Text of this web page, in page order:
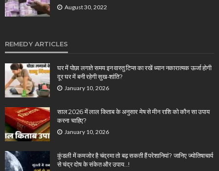
August 30, 2022
REMEDY ARTICLES
घर में पोछा लगाते समय इन वास्तु टिप्स का रखें ध्यान नकारात्मक ऊर्जा होगी
दूर घर में बनी रहेगी सुख-शांति?
January 10, 2026
साल 2026 में लाल किताब के अनुसार मेष से मीन राशि को कौन सा उपाय
करना चाहिए?
January 10, 2026
कुंडली में कमजोर है चंद्रमा तो बढ़ सकती हैं परेशानियां? जानिए ज्योतिषाचार्य
से चंद्र दोष के संकेत और उपाय…!